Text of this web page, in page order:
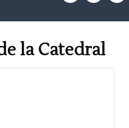
la Catedral